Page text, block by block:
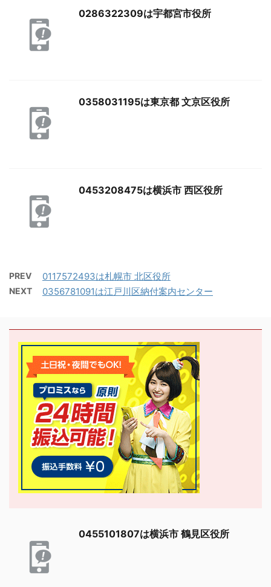
0286322309は宇都宮市役所
0358031195は東京都 文京区役所
0453208475は横浜市 西区役所
PREV 0117572493は札幌市 北区役所
NEXT 0356781091は江戸川区納付案内センター
0455101807は横浜市 鶴見区役所